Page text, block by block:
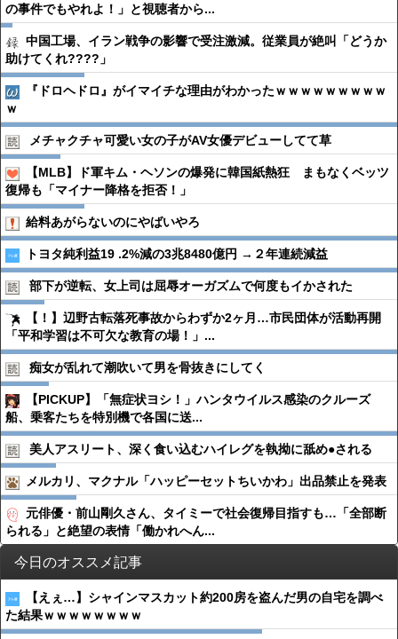
の事件でもやれよ！」と視聴者から...
中国工場、イラン戦争の影響で受注激減。従業員が絶叫「どうか
助けてくれ????」
『ドロヘドロ』がイマイチな理由がわかったｗｗｗｗｗｗｗｗｗ
ｗ
メチャクチャ可愛い女の子がAV女優デビューしてて草
【MLB】ド軍キム・ヘソンの爆発に韓国紙熱狂 まもなくベッツ
復帰も「マイナー降格を拒否！」
給料あがらないのにやばいやろ
トヨタ純利益19 .2%減の3兆8480億円 →２年連続減益
部下が逆転、女上司は屈辱オーガズムで何度もイかされた
【！】辺野古転落死事故からわずか2ヶ月…市民団体が活動再開
「平和学習は不可欠な教育の場！」...
痴女が乱れて潮吹いて男を骨抜きにしてく
【PICKUP】「無症状ヨシ！」ハンタウイルス感染のクルーズ
船、乗客たちを特別機で各国に送...
美人アスリート、深く食い込むハイレグを執拗に舐め●︎される
メルカリ、マクナル「ハッピーセットちいかわ」出品禁止を発表
元俳優・前山剛久さん、タイミーで社会復帰目指すも…「全部断
られる」と絶望の表情「働かれへん...
今日のオススメ記事
【えぇ…】シャインマスカット約200房を盗んだ男の自宅を調べ
た結果ｗｗｗｗｗｗｗｗ